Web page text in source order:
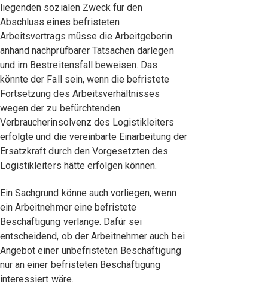
liegenden sozialen Zweck für den
Abschluss eines befristeten
Arbeitsvertrags müsse die Arbeitgeberin
anhand nachprüfbarer Tatsachen darlegen
und im Bestreitensfall beweisen. Das
könnte der Fall sein, wenn die befristete
Fortsetzung des Arbeitsverhältnisses
wegen der zu befürchtenden
Verbraucherinsolvenz des Logistikleiters
erfolgte und die vereinbarte Einarbeitung der
Ersatzkraft durch den Vorgesetzten des
Logistikleiters hätte erfolgen können.
Ein Sachgrund könne auch vorliegen, wenn
ein Arbeitnehmer eine befristete
Beschäftigung verlange. Dafür sei
entscheidend, ob der Arbeitnehmer auch bei
Angebot einer unbefristeten Beschäftigung
nur an einer befristeten Beschäftigung
interessiert wäre.